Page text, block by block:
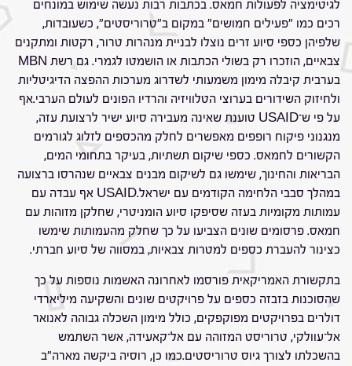
לגיטימציה לפעולות חמאס. בכתבות רבות נעשה שימוש במונחים
רכים כמו "פעילים חמושים" במקום ב"טרוריסטים", כשעובדות,
שלפיהן כספי סיוע זרים נוצלו לבניית מנהרות טרור, רקטות ומתקנים
צבאיים, הוזכרו רק בשולי הכתבות או הושמטו לגמרי. גם רשת MBN
בערבית קיבלה מימון משמעותי לשדרוג מערכות ההפצה הדיגיטליות
ולחיזוק השידורים בערוצי הטלוויזיה והרדיו הפונים לעולם הערבי.אף
על פי ש־USAID טוענת שאינה מעבירה סיוע ישיר לרצועת עזה,
מנגנוני פיקוח רופפים מאפשרים לחלק מהכספים לזלוג לגורמים
הקשורים לחמאס. כספי שיקום תשתיות, בעיקר בתחומי המים,
הבריאות והחינוך, שימשו גם לשיקום מבנים צבאיים שנהרסו ברצועה
במהלך סבבי הלחימה הקודמים עם ישראל.USAID אף עבדה עם
עמותות מקומיות בעזה שסיפקו סיוע הומניטרי, שחלקן מזוהות עם
חמאס. פרסומים שונים הצביעו על כך שחלק מהעמותות שימשו
כצינור להעברת כספים למטרות צבאיות, במסווה של סיוע חברתי.
בתקשורת האמריקאית פורסמו לאחרונה האשמות נוספות על כך
שהסוכנות בזבזה כספים על פרויקטים שונים והשקיעה מיליארדי
דולרים בפרויקטים מפוקפקים, כולל מימון השכלה גבוהה לאנואר
אל־עוולקי, טרוריסט המזוהה עם אל־קאעידה, אשר השתמש
בהשכלתו לצורך גיוס טרוריסטים.כמו כן, רוסיה ביקשה מארה"ב